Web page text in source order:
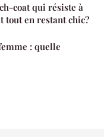
coat qui résiste à
tout en restant chic?
: quelle